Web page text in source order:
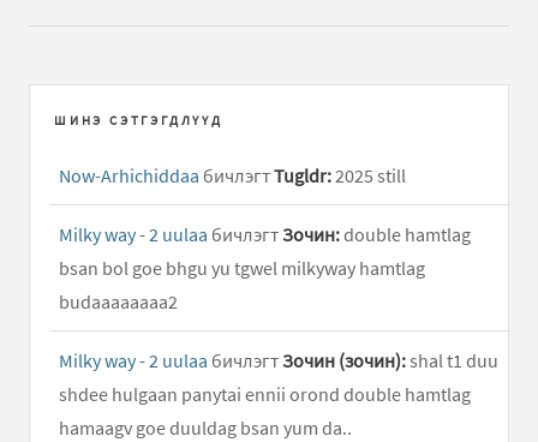
ШИНЭ СЭТГЭГДЛҮҮД
Now-Arhichiddaa бичлэгтTugldr:2025 still
Milky way - 2 uulaa бичлэгтЗочин:double hamtlag
bsan bol goe bhgu yu tgwel milkyway hamtlag
budaaaaaaaa2
Milky way - 2 uulaa бичлэгтЗочин (зочин):shal t1 duu
shdee hulgaan panytai ennii orond double hamtlag
hamaagv goe duuldag bsan yum da..